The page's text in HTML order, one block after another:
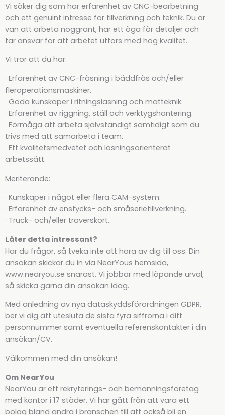
Vi söker dig som har erfarenhet av CNC-bearbetning
och ett genuint intresse för tillverkning och teknik. Du är
van att arbeta noggrant, har ett öga för detaljer och
tar ansvar för att arbetet utförs med hög kvalitet.
Vi tror att du har:
· Erfarenhet av CNC-fräsning i bäddfräs och/eller
fleroperationsmaskiner.
· Goda kunskaper i ritningsläsning och mätteknik.
· Erfarenhet av riggning, ställ och verktygshantering.
· Förmåga att arbeta självständigt samtidigt som du
trivs med att samarbeta i team.
· Ett kvalitetsmedvetet och lösningsorienterat
arbetssätt.
Meriterande:
· Kunskaper i något eller flera CAM-system.
· Erfarenhet av enstycks- och småserietillverkning.
· Truck- och/eller traverskort.
Låter detta intressant?
Har du frågor, så tveka inte att höra av dig till oss. Din
ansökan skickar du in via NearYous hemsida,
www.nearyou.se snarast. Vi jobbar med löpande urval,
så skicka gärna din ansökan idag.
Med anledning av nya dataskyddsförordningen GDPR,
ber vi dig att utesluta de sista fyra siffrorna i ditt
personnummer samt eventuella referenskontakter i din
ansökan/CV.
Välkommen med din ansökan!
Om NearYou
NearYou är ett rekryterings- och bemanningsföretag
med kontor i 17 städer. Vi har gått från att vara ett
bolag bland andra i branschen till att också bli en